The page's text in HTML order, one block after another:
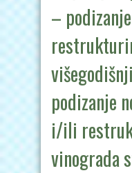
–
podizanje
i/ili
vinograda